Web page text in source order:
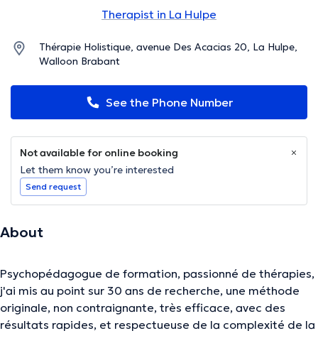
Therapist in La Hulpe
Thérapie Holistique, avenue Des Acacias 20, La Hulpe,
Walloon Brabant
See the Phone Number
Not available for online booking
Let them know you’re interested
Send request
About
Psychopédagogue de formation, passionné de thérapies,
j'ai mis au point sur 30 ans de recherche, une méthode
originale, non contraignante, très efficace, avec des
résultats rapides, et respectueuse de la complexité de la